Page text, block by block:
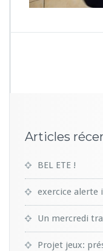
Articles
BEL ETE !
exercice alerte
Un mercredi
Projet jeux: